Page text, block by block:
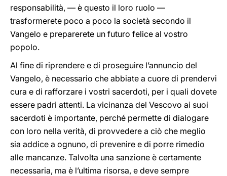
responsabilità, — è questo il loro ruolo —
trasformerete poco a poco la società secondo il
Vangelo e preparerete un futuro felice al vostro
popolo.
Al fine di riprendere e di proseguire l’annuncio del
Vangelo, è necessario che abbiate a cuore di prendervi
cura e di rafforzare i vostri sacerdoti, per i quali dovete
essere padri attenti. La vicinanza del Vescovo ai suoi
sacerdoti è importante, perché permette di dialogare
con loro nella verità, di provvedere a ciò che meglio
sia addice a ognuno, di prevenire e di porre rimedio
alle mancanze. Talvolta una sanzione è certamente
necessaria, ma è l’ultima risorsa, e deve sempre